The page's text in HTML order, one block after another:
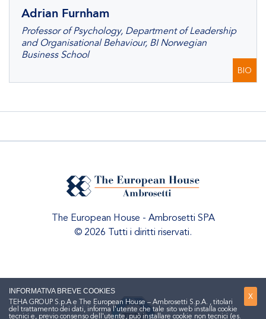
Adrian Furnham
Professor of Psychology, Department of Leadership
and Organisational Behaviour, BI Norwegian
Business School
BIO
The European House - Ambrosetti SPA
© 2026 Tutti i diritti riservati.
X
INFORMATIVA BREVE COOKIES
TEHA GROUP S.p.A e The European House – Ambrosetti S.p.A. , titolari
del trattamento dei dati, informa l'utente che tale sito web installa cookie
tecnici e, previo consenso dell'utente, può installare cookie non tecnici (es.